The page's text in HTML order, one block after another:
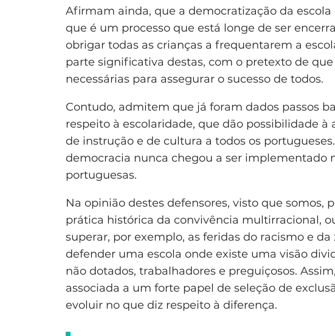
Afirmam ainda, que a democratização da
que é um processo que está longe de ser
obrigar todas as crianças a frequentarem a
parte significativa destas, com o pretexto de
necessárias para assegurar o sucesso de todos.
Contudo, admitem que já foram dados passos
respeito à escolaridade, que dão possibilidade
de instrução e de cultura a todos os
democracia nunca chegou a ser implementado
portuguesas.
Na opinião destes defensores, visto que somos,
prática histórica da convivência multirracional,
superar, por exemplo, as feridas do racismo e
defender uma escola onde existe uma visão
não dotados, trabalhadores e preguiçosos.
associada a um forte papel de seleção de
evoluir no que diz respeito à diferença.